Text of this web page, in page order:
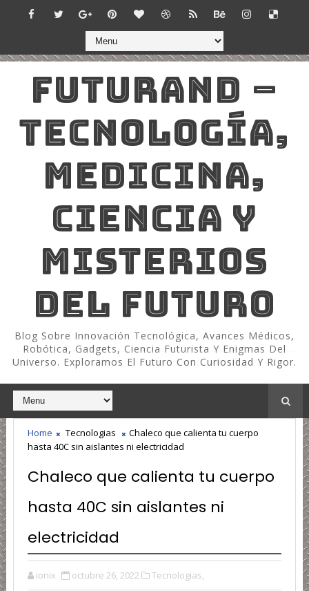
FUTURAND –
TECNOLOGÍA,
MEDICINA,
CIENCIA Y
MISTERIOS
DEL FUTURO
Blog Sobre Innovación Tecnológica, Avances Médicos,
Robótica, Gadgets, Ciencia Futurista Y Enigmas Del
Universo. Exploramos El Futuro Con Curiosidad Y Rigor.
Home Tecnologias
Chaleco que calienta tu cuerpo
hasta 40C sin aislantes ni electricidad
Chaleco que calienta tu cuerpo
hasta 40C sin aislantes ni
electricidad
ionix octubre 26, 2022 Tecnologias,